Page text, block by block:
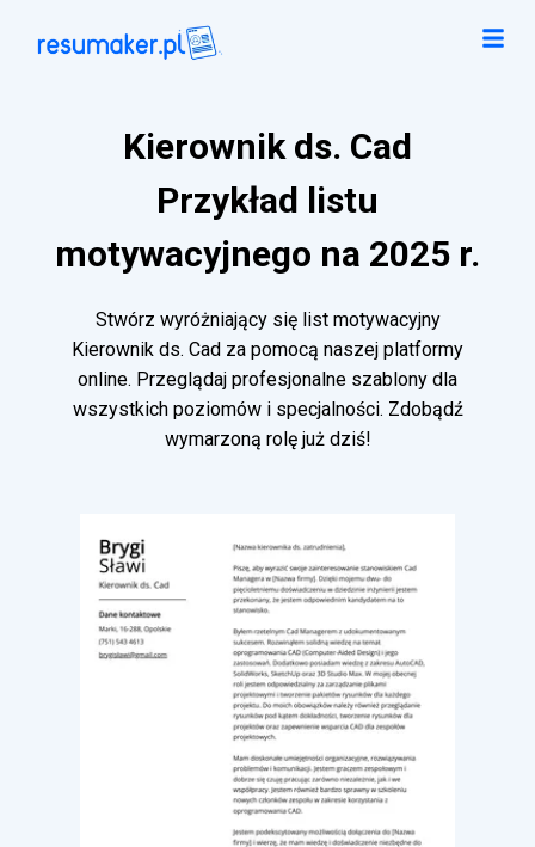
Kierownik ds. Cad
Przykład listu
motywacyjnego na 2025 r.
Stwórz wyróżniający się list motywacyjny
Kierownik ds. Cad za pomocą naszej platformy
online. Przeglądaj profesjonalne szablony dla
wszystkich poziomów i specjalności. Zdobądź
wymarzoną rolę już dziś!